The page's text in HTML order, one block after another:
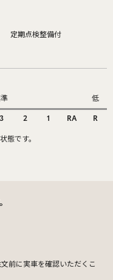
定期点検整備付
低
3 2 1 RA R
態です。
前に実車を確認いただくこ